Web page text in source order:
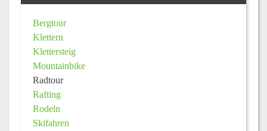
Bergtour
Klettern
Klettersteig
Mountainbike
Radtour
Rafting
Rodeln
Skifahren